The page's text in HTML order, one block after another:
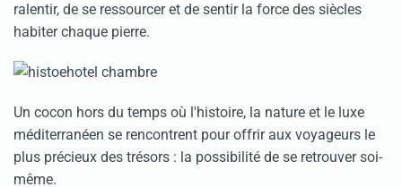
ralentir, de se ressourcer et de sentir la force des siècles
habiter chaque pierre.
Un cocon hors du temps où l'histoire, la nature et le luxe
méditerranéen se rencontrent pour offrir aux voyageurs le
plus précieux des trésors : la possibilité de se retrouver soi-
même.